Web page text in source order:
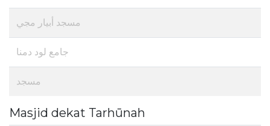
مسجد أبيار مجي
جامع لود دمنا
مسجد
Masjid dekat Tarhūnah